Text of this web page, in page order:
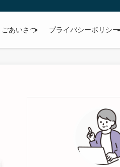
ごあいさつ プライバシーポリシー